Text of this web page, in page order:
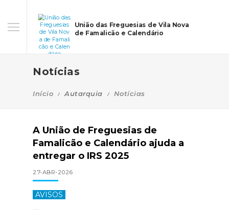
União das Freguesias de Vila Nova
de Famalicão e Calendário
Notícias
Início Autarquia Notícias
A União de Freguesias de
Famalicão e Calendário ajuda a
entregar o IRS 2025
27-ABR-2026
AVISOS